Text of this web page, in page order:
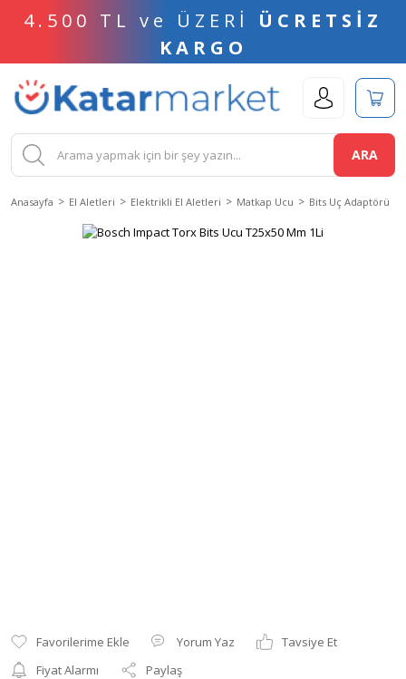
4.500 TL ve ÜZERİ ÜCRETSİZ
KARGO
ARA
Anasayfa El Aletleri Elektrikli El Aletleri Matkap Ucu Bits Uç Adaptörü
Yorum Yaz
Tavsiye Et
Fiyat Alarmı
Paylaş